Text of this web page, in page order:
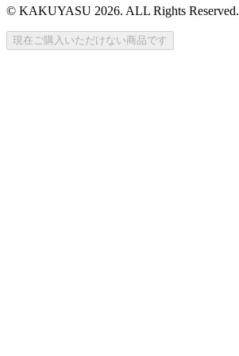
© KAKUYASU 2026. ALL Rights Reserved.
現在ご購入いただけない商品です